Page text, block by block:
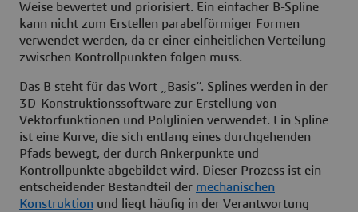
Weise bewertet und priorisiert. Ein einfacher B-Spline
kann nicht zum Erstellen parabelförmiger Formen
verwendet werden, da er einer einheitlichen Verteilung
zwischen Kontrollpunkten folgen muss.
Das B steht für das Wort „Basis“. Splines werden in der
3D-Konstruktionssoftware zur Erstellung von
Vektorfunktionen und Polylinien verwendet. Ein Spline
ist eine Kurve, die sich entlang eines durchgehenden
Pfads bewegt, der durch Ankerpunkte und
Kontrollpunkte abgebildet wird. Dieser Prozess ist ein
entscheidender Bestandteil der mechanischen
Konstruktion und liegt häufig in der Verantwortung